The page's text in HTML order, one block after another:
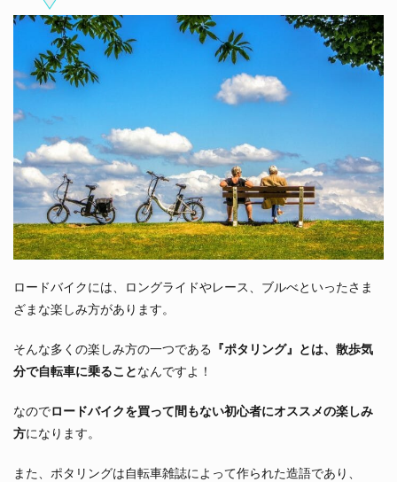
ロードバイクには、ロングライドやレース、ブルべといったさま
ざまな楽しみ方があります。
そんな多くの楽しみ方の一つである 『ポタリング』とは、散歩気
分で自転車に乗ること なんですよ！
なので ロードバイクを買って間もない初心者にオススメの楽しみ
方になります。
また、ポタリングは自転車雑誌によって作られた造語であり、